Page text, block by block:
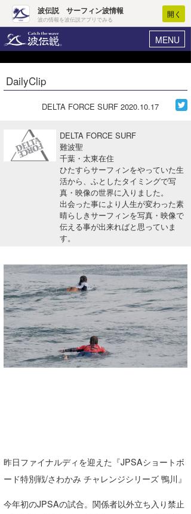
波伝説 サーフィン波情報
波の情報を波伝説アプリでみる
開く
MENU
ヘルプ マイホーム
ログイン
波情報･概況
WAVE HUNTER 波予想ツール
サーフィンエリアガイド
今月のプレゼント
DailyClip
DELTA FORCE SURF 2020.10.17
DELTA FORCE SURF
難波聖
千葉・太東在住
ひたすらサーフィンをやっていた生
活から、ふとしたタイミングで写
真・映像の世界に入りました。
出会った事により人生が変わった素
晴らしきサーフィンを写真・映像で
伝える事が出来ればと思っていま
す。
昨日ファイナルディを迎えた『JPSAショートボ
ード特別戦/さわかみ チャレンジシリーズ 鴨川』
今年初のJPSAの試合。関係者以外立ち入り禁止
Core Surf Japan
コンテスト
ファッション/グッズ
アート＆エンタメ
ショップ情報
湘南
千葉北
伊豆
千葉南
お知らせ
その他
ルール＆How to
VOTE!